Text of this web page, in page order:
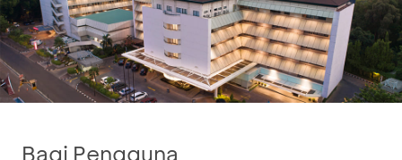
Bagi Pengguna